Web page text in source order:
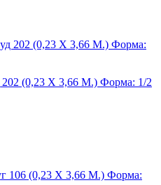
(0,23 Х 3,66 М.) Форма: 1/2